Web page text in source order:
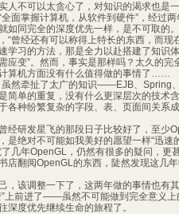
不可以太贪心了，对知识的渴求也是一
掌握计算机，从软件到硬件”，经过两
如同完全的深度优先一样，是不可取的。
经还有可以称得上特长的东西，而现
习的方法，那是全力以赴搭建了知识
变”。然而，事实是那样吗？太久的完
算机方面没有什么值得做的事情了……
牵扯了太广的知识——EJB、Spring
简单的重复，没有什么更深层次的技
各种纷繁复杂的字段、表、页面间关系
研发星飞的那段日子比较好了，至少
绝对不可能如我美好的愿望一样“迅速
几年OpenGL，仍然有很多的疑问，更
店翻阅OpenGL的东西，陡然发现这几
该调整一下了，这两年做的事情也有
”上前进了——虽然不可能做到完全意义
深度优先继续生命的旅程了。